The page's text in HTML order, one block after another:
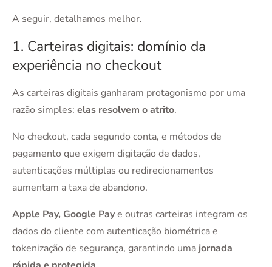
A seguir, detalhamos melhor.
1. Carteiras digitais: domínio da
experiência no checkout
As carteiras digitais ganharam protagonismo por uma
razão simples: elas resolvem o atrito.
No checkout, cada segundo conta, e métodos de
pagamento que exigem digitação de dados,
autenticações múltiplas ou redirecionamentos
aumentam a taxa de abandono.
Apple Pay, Google Paye outras carteiras integram os
dados do cliente com autenticação biométrica e
tokenização de segurança, garantindo uma jornada